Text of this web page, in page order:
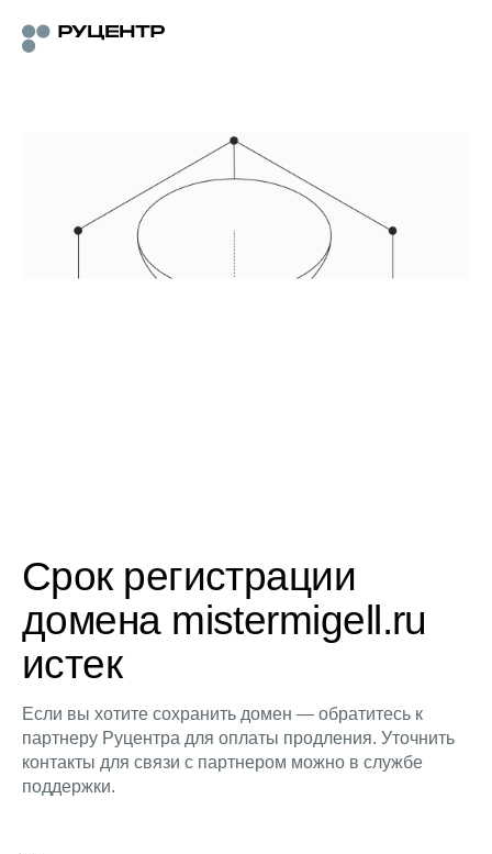
Срок регистрации
домена mistermigell.ru
истек
Если вы хотите сохранить домен — обратитесь к
партнеру Руцентра для оплаты продления. Уточнить
контакты для связи с партнером можно в службе
поддержки.